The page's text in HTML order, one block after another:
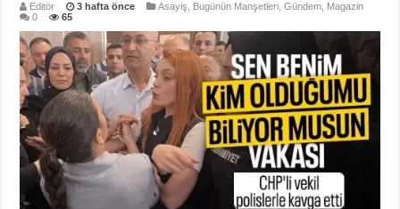
Editör 3 hafta önce Asayiş Bugünün Manşetleri ,Gündem
Magazin
0
65